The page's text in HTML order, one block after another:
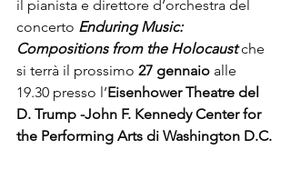
il pianista e direttore d’orchestra del
concerto Enduring Music:
Compositions from the Holocaust che
si terrà il prossimo 27 gennaio alle
19.30 presso l’Eisenhower Theatre del
D. Trump -John F. Kennedy Center for
the Performing Arts di Washington D.C.